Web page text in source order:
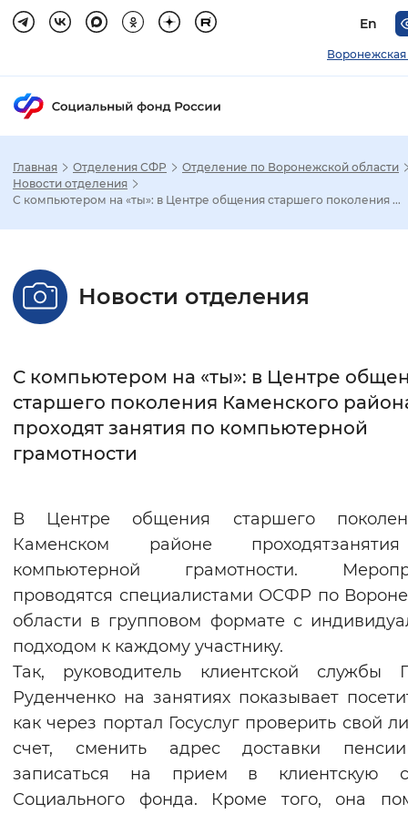
En
Воронежская
Настройка режима отображения
Стандартный Увеличенный
Интервал между буквами
Цвет сайта
Монохромный Инверсивный
Синий фон
Изображения
Включены Выключены
Звуковой ассистент
Воспроизвести Остановить
Главная Отделения СФР
Отделение по Воронежской области
Новости отделения
С компьютером на «ты»: в Центре общения старшего поколения ...
Новости отделения
С компьютером на «ты»: в Центре
старшего поколения Каменского
проходят занятия по компьютерной
грамотности
В Центре общения старшего
Каменском районе
компьютерной грамотности.
проводятся специалистами ОСФР по
области в групповом формате с
подходом к каждому участнику.
Так, руководитель клиентской службы
Руденченко на занятиях показывает
как через портал Госуслуг проверить свой
счет, сменить адрес доставки
записаться на прием в клиентскую
Социального фонда. Кроме того, она